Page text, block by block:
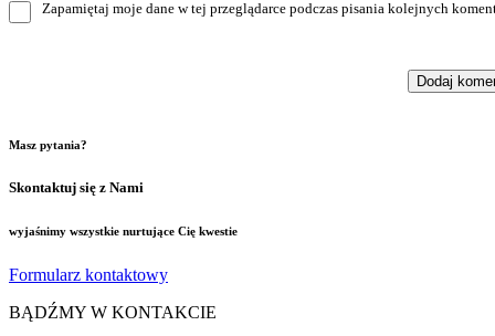
Zapamiętaj moje dane w tej przeglądarce podczas pisania kolejnych
Masz pytania?
Skontaktuj się z Nami
wyjaśnimy wszystkie nurtujące Cię kwestie
Formularz kontaktowy
BĄDŹMY W KONTAKCIE